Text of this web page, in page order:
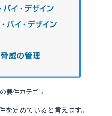
要件カテゴリ
定めていると言えます。